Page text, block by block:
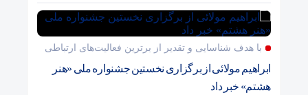
با هدف شناسایی و تقدیر از برترین فعالیت‌های ارتباطی
ابراهیم مولائی از برگزاری نخستین جشنواره ملی «هنر
هشتم» خبر داد